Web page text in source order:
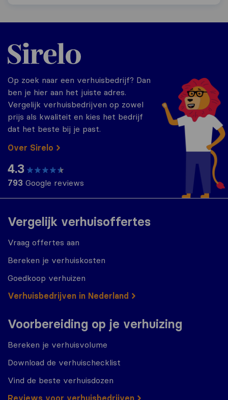
Vergelijk verhuisoffertes
Vraag offertes aan
Bereken je verhuiskosten
Goedkoop verhuizen
Verhuisbedrijven in Nederland
Voorbereiding op je verhuizing
Bereken je verhuisvolume
Download de verhuischecklist
Vind de beste verhuisdozen
Sirelo.nl
Op zoek naar een verhuisbedrijf? Dan
ben je hier aan het juiste adres.
Vergelijk verhuisbedrijven op zowel
prijs als kwaliteit en kies het bedrijf
dat het beste bij je past.
Over Sirelo
4.3
793 Google reviews